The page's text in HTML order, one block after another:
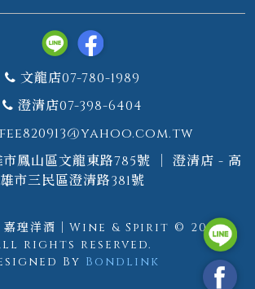
文龍店07-780-1989
澄清店07-398-6404
鳳山區文龍東路785號 ｜ 澄清店 - 高
雄市三民區澄清路381號
瑝洋酒｜Wine & Spirit © 2026.
rights reserved.
By Bondlink